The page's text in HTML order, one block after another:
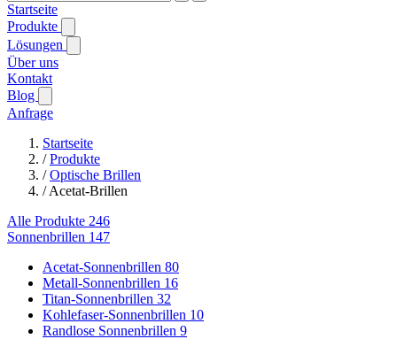
Startseite
Produkte
Lösungen
Über uns
Kontakt
Blog
Anfrage
Startseite
/Produkte
/Optische Brillen
/Acetat-Brillen
Alle Produkte 246
Sonnenbrillen 147
Acetat-Sonnenbrillen 80
Metall-Sonnenbrillen 16
Titan-Sonnenbrillen 32
Kohlefaser-Sonnenbrillen 10
Randlose Sonnenbrillen 9